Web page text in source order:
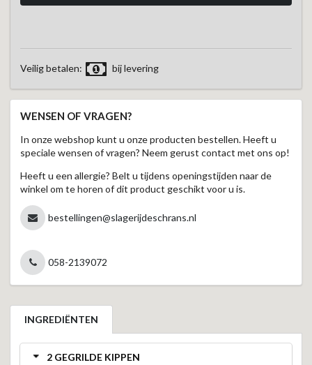
Veilig betalen: bij levering
WENSEN OF VRAGEN?
In onze webshop kunt u onze producten bestellen. Heeft u
speciale wensen of vragen? Neem gerust contact met ons op!
Heeft u een allergie? Belt u tijdens openingstijden naar de
winkel om te horen of dit product geschikt voor u is.
bestellingen@slagerijdeschrans.nl
058-2139072
INGREDIËNTEN
2 GEGRILDE KIPPEN